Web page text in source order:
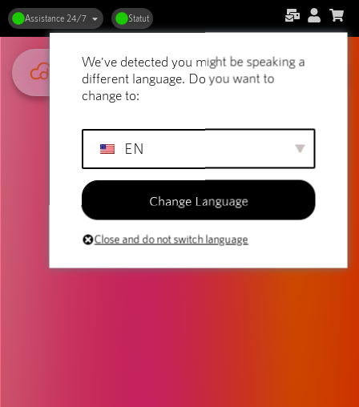
Assistance 24/7 Statut
We've detected you might be speaking a
different language. Do you want to
change to:
EN
Change Language
Close and do not switch language